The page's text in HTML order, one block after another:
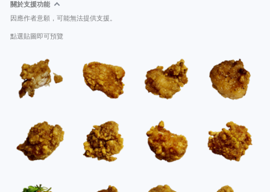
關於支援功能
因應作者意願，可能無法提供支援。
點選貼圖即可預覽